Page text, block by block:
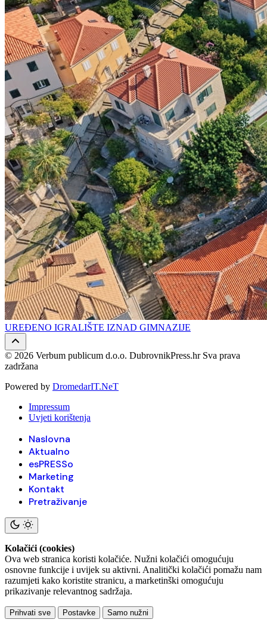
UREĐENO IGRALIŠTE IZNAD GIMNAZIJE
© 2026 Verbum publicum d.o.o. DubrovnikPress.hr Sva prava
zadržana
Powered by DromedarIT.NeT
Impressum
Uvjeti korištenja
Naslovna
Aktualno
esPRESSo
Marketing
Kontakt
Pretraživanje
Kolačići (cookies)
Ova web stranica koristi kolačiće. Nužni kolačići omogućuju
osnovne funkcije i uvijek su aktivni. Analitički kolačići pomažu nam
razumjeti kako koristite stranicu, a marketinški omogućuju
prikazivanje relevantnog sadržaja.
Prihvati sve Postavke Samo nužni